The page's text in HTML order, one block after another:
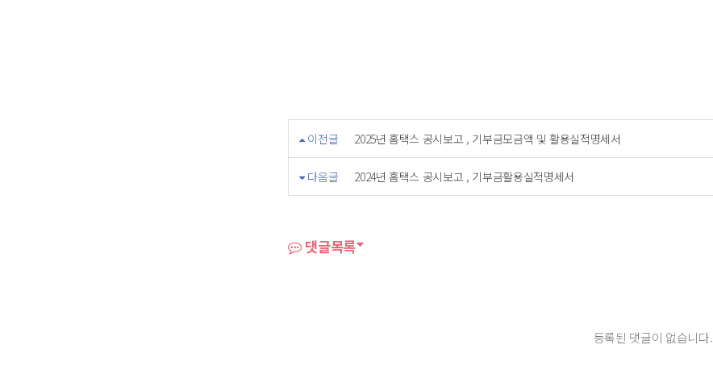
이전글 2025년 홈택스 공시보고 , 기부금모금액 및 활용실적명세서
다음글 2024년 홈택스 공시보고 , 기부금활용실적명세서
댓글목록
등록된 댓글이 없습니다.